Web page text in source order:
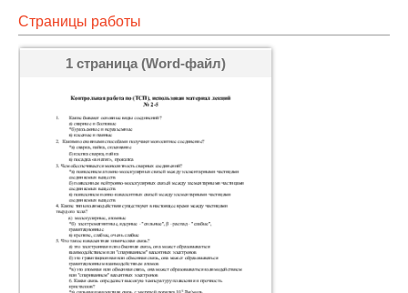
Страницы работы
1 страница (Word-файл)